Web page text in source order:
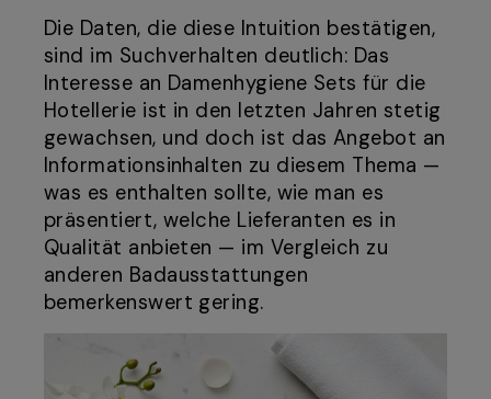
Die Daten, die diese Intuition bestätigen,
sind im Suchverhalten deutlich: Das
Interesse an Damenhygiene Sets für die
Hotellerie ist in den letzten Jahren stetig
gewachsen, und doch ist das Angebot an
Informationsinhalten zu diesem Thema —
was es enthalten sollte, wie man es
präsentiert, welche Lieferanten es in
Qualität anbieten — im Vergleich zu
anderen Badausstattungen
bemerkenswert gering.